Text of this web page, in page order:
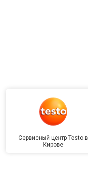
Сервисный центр Testo в
Кирове